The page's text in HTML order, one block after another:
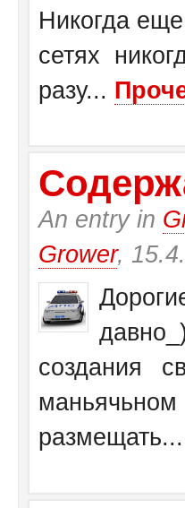
Никогда
сетях
разу...
An entry in
Grower,
создания
размещать...